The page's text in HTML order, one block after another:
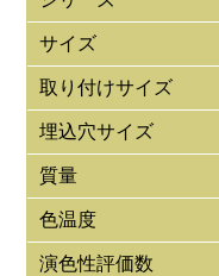
サイズ
取り付けサイズ
埋込穴サイズ
質量
色温度
演色性評価数